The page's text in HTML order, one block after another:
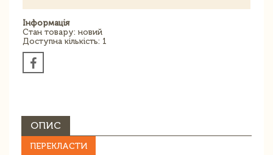
Інформація
Стан товару: новий
Доступна кількість: 1
ОПИС
ПЕРЕКЛАСТИ